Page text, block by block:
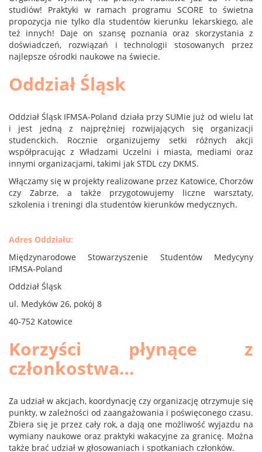
studiów! Praktyki w ramach programu SCORE to świetna
propozycja nie tylko dla studentów kierunku lekarskiego, ale
też innych! Daje on szansę poznania oraz skorzystania z
doświadczeń, rozwiązań i technologii stosowanych przez
najlepsze ośrodki naukowe na świecie.
Oddział Śląsk
Oddział Śląsk IFMSA-Poland działa przy SUMie już od wielu lat
i jest jedną z najprężniej rozwijających się organizacji
studenckich. Rocznie organizujemy setki różnych akcji
współpracując z Władzami Uczelni i miasta, mediami oraz
innymi organizacjami, takimi jak STDL czy DKMS.
Włączamy się w projekty realizowane przez Katowice, Chorzów
czy Zabrze, a także przygotowujemy liczne warsztaty,
szkolenia i treningi dla studentów kierunków medycznych.
Adres Oddziału:
Międzynarodowe Stowarzyszenie Studentów Medycyny
IFMSA-Poland
Oddział Śląsk
ul. Medyków 26, pokój 8
40-752 Katowice
Korzyści płynące z
członkostwa…
Za udział w akcjach, koordynację czy organizację otrzymuje się
punkty, w zależności od zaangażowania i poświęconego czasu.
Zbiera się je przez cały rok, a dają one możliwość wyjazdu na
wymiany naukowe oraz praktyki wakacyjne za granicę. Można
także brać udział w głosowaniach i spotkaniach członków.